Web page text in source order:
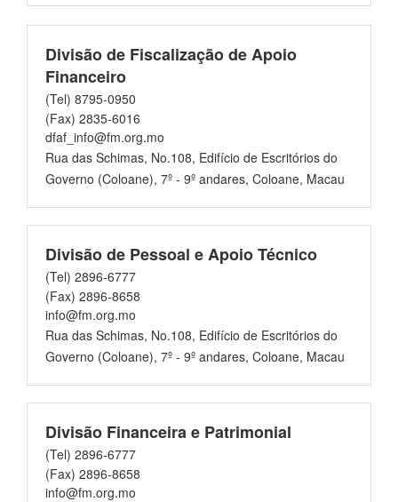
Divisão de Fiscalização de Apoio
Financeiro
(Tel) 8795-0950
(Fax) 2835-6016
dfaf_info@fm.org.mo
Rua das Schimas, No.108, Edifício de Escritórios do
Governo (Coloane), 7º - 9º andares, Coloane, Macau
Divisão de Pessoal e Apoio Técnico
(Tel) 2896-6777
(Fax) 2896-8658
info@fm.org.mo
Rua das Schimas, No.108, Edifício de Escritórios do
Governo (Coloane), 7º - 9º andares, Coloane, Macau
Divisão Financeira e Patrimonial
(Tel) 2896-6777
(Fax) 2896-8658
info@fm.org.mo